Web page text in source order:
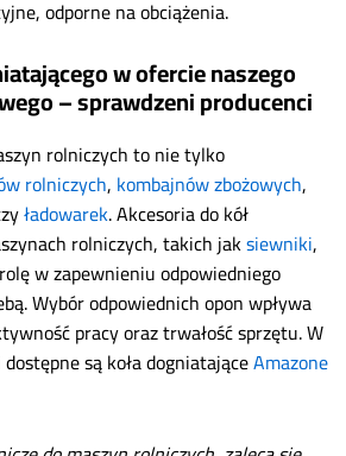
odporne na obciążenia.
w ofercie naszego
– sprawdzeni producenci
rolniczych to nie tylko
rolniczych, kombajnów zbożowych,
ładowarek. Akcesoria do kół
rolniczych, takich jaksiewniki,
w zapewnieniu odpowiedniego
Wybór odpowiednich opon wpływa
pracy oraz trwałość sprzętu. W
są koła dogniatająceAmazone